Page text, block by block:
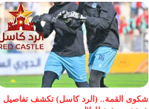
شكوى القمة.. (الرد كاسل) تكشف تفاصيل